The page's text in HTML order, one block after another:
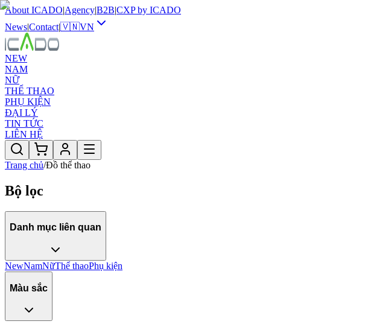
About ICADO|Agency|B2B|CXP by ICADO
News|Contact|🇻🇳VN
NEW
NAM
NỮ
THỂ THAO
PHỤ KIỆN
ĐẠI LÝ
TIN TỨC
LIÊN HỆ
Trang chủ/Đồ thể thao
Bộ lọc
Danh mục liên quan
NewNamNữThể thaoPhụ kiện
Màu sắc